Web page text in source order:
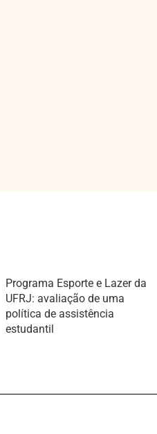
Programa Esporte e Lazer da
UFRJ: avaliação de uma
política de assistência
estudantil